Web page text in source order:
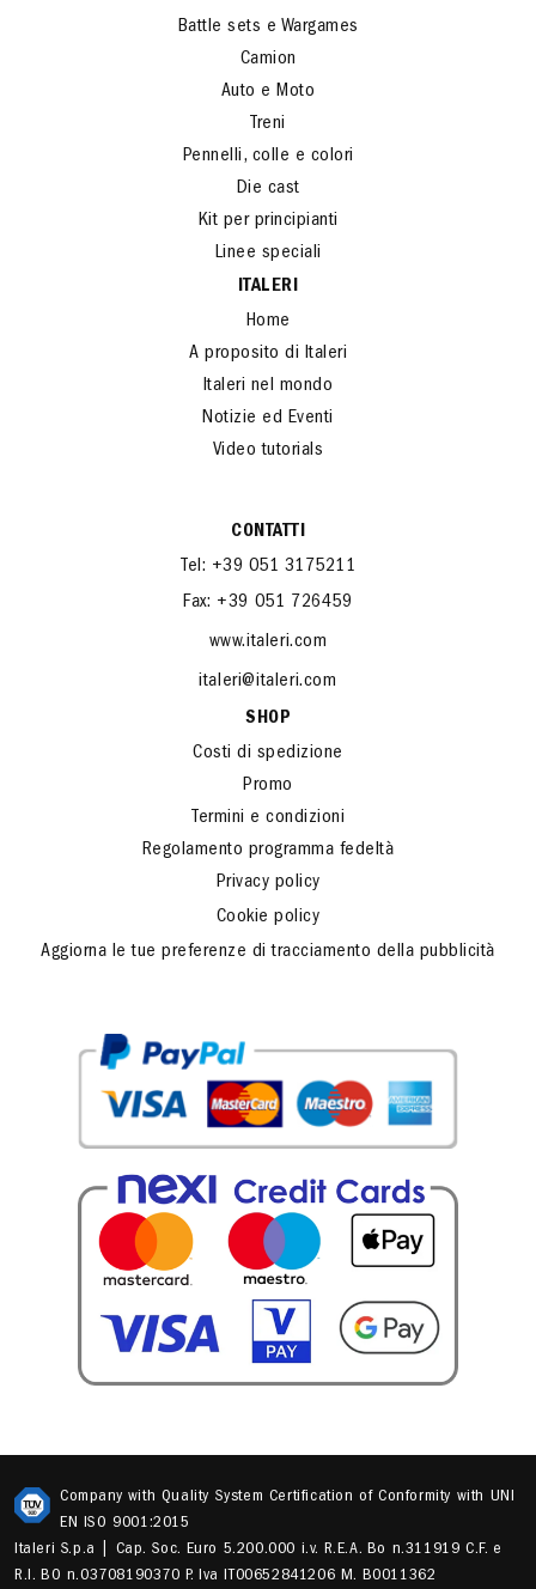
Battle sets e Wargames
Camion
Auto e Moto
Treni
Pennelli, colle e colori
Die cast
Kit per principianti
Linee speciali
ITALERI
Home
A proposito di Italeri
Italeri nel mondo
Notizie ed Eventi
Video tutorials
CONTATTI
Tel: +39 051 3175211
Fax: +39 051 726459
www.italeri.com
italeri@italeri.com
SHOP
Costi di spedizione
Promo
Termini e condizioni
Regolamento programma fedeltà
Privacy policy
Cookie policy
Aggiorna le tue preferenze di tracciamento della pubblicità
Company with Quality System Certification of Conformity with UNI
EN ISO 9001:2015
Italeri S.p.a | Cap. Soc. Euro 5.200.000 i.v. R.E.A. Bo n.311919 C.F. e
R.I. BO n.03708190370 P. Iva IT00652841206 M. B0011362